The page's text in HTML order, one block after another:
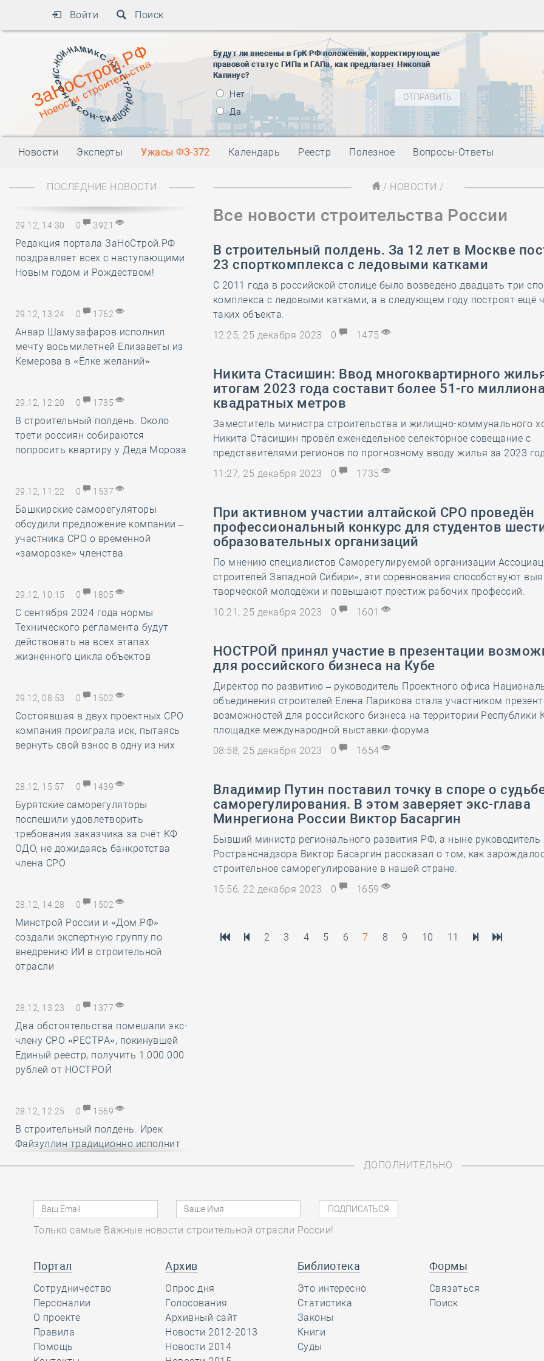
Войти Поиск
Будут ли внесены в ГрК РФ положения, корректирующие
правовой статус ГИПа и ГАПа, как предлагаетНиколай
Капинус?
Нет
Да
27 января
блокады
01 мая-
09 мая -
10 ноября
01 мая -
28 мая-
Новости Эксперты Ужасы ФЗ-372 Календарь Реестр Полезное Вопросы-Ответы
ПОСЛЕДНИЕ НОВОСТИ
29.12, 14:30 0 3921
Редакция портала ЗаНоСтрой.РФ
поздравляет всех с наступающими
Новым годом и Рождеством!
29.12, 13:24 0 1762
Анвар Шамузафаров исполнил
мечту восьмилетней Елизаветы из
Кемерова в «Ёлке желаний»
29.12, 12:20 0 1735
В строительный полдень. Около
трети россиян собираются
попросить квартиру у Деда Мороза
29.12, 11:22 0 1537
Башкирские саморегуляторы
обсудили предложение компании –
участника СРО о временной
«заморозке» членства
29.12, 10:15 0 1805
С сентября 2024 года нормы
Технического регламента будут
действовать на всех этапах
жизненного цикла объектов
29.12, 08:53 0 1502
Состоявшая в двух проектных СРО
компания проиграла иск, пытаясь
вернуть свой взнос в одну из них
28.12, 15:57 0 1439
Бурятские саморегуляторы
поспешили удовлетворить
требования заказчика за счёт КФ
ОДО, не дожидаясь банкротства
члена СРО
28.12, 14:28 0 1502
Минстрой России и «Дом.РФ»
создали экспертную группу по
внедрению ИИ в строительной
отрасли
28.12, 13:23 0 1377
Два обстоятельства помешали экс-
члену СРО «РЕСТРА», покинувшей
Единый реестр, получить 1.000.000
рублей от НОСТРОЙ
28.12, 12:25 0 1569
В строительный полдень. Ирек
Файзуллин традиционно исполнит
28.12, 11:24 0
Минстрой и Главгосэкпертиза
вопросам применения механизма
компенсации удорожания цен на
строительные ресурсы
28.12, 10:16
СРО АСОНО избежала
/ НОВОСТИ /
Все новости строительства России
В строительный полдень. За 12 лет в Москве
23 спорткомплекса с ледовыми катками
С 2011 года в российской столице было возведено двадцать три
комплекса с ледовыми катками, а в следующем году построят ещё
таких объекта.
12:25, 25 декабря 2023
0 1475
Никита Стасишин: Ввод многоквартирного
итогам 2023 года составит более 51-го
квадратных метров
Заместитель министра строительства и жилищно-коммунального
Никита Стасишин провёл еженедельное селекторное совещание с
представителями регионов по прогнозному вводу жилья за 2023
11:27, 25 декабря 2023
0 1735
При активном участии алтайской СРО проведён
профессиональный конкурс для студентов
образовательных организаций
По мнению специалистов Саморегулируемой организации
строителей Западной Сибири», эти соревнования способствуют
творческой молодёжи и повышают престиж рабочих профессий.
10:21, 25 декабря 2023
0 1601
НОСТРОЙ принял участие в презентации
для российского бизнеса на Кубе
Директор по развитию – руководитель Проектного офиса
объединения строителей Елена Парикова стала участником
возможностей для российского бизнеса на территории Республики
площадке международной выставки-форума
08:58, 25 декабря 2023
0 1654
Владимир Путин поставил точку в споре о
саморегулирования. В этом заверяет экс-глава
Минрегиона России Виктор Басаргин
Бывший министр регионального развития РФ, а ныне руководитель
Ространснадзора Виктор Басаргин рассказал о том, как
строительное саморегулирование в нашей стране.
15:56, 22 декабря 2023
0 1659
2 3 4 5 6 7 8 9 10 11
ДОПОЛНИТЕЛЬНО
Только самые Важные новости строительной отрасли России!
Портал
Сотрудничество
Персоналии
О проекте
Правила
Помощь
Архив
Опрос дня
Голосования
Архивный сайт
Новости 2012-2013
Новости 2014
Библиотека
Это интересно
Статистика
Законы
Книги
Суды
Формы
Связаться
Поиск